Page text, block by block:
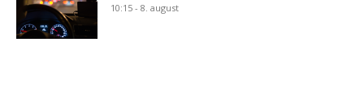
10:15 - 8. august